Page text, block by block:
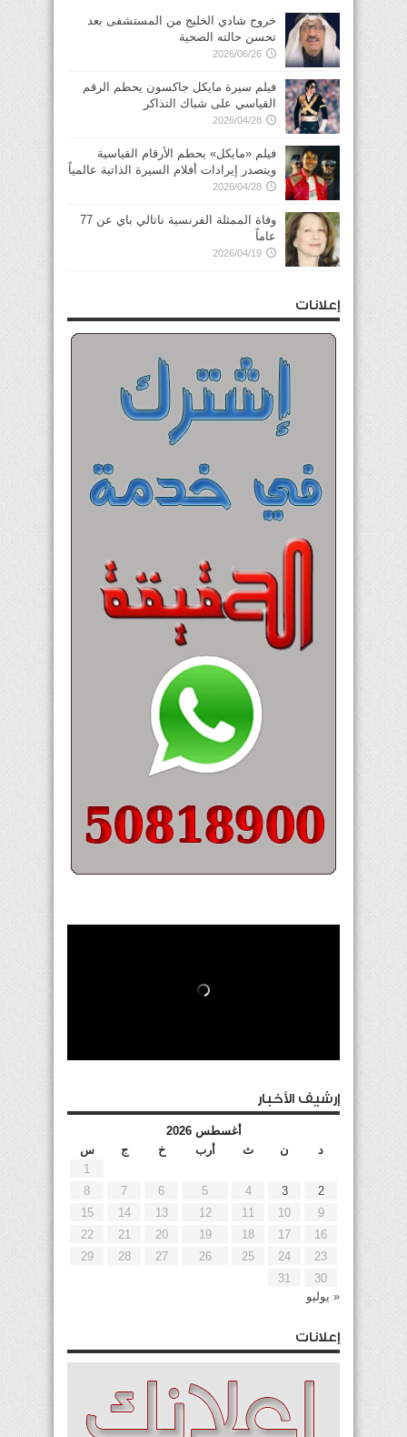
خروج شادي الخليج من المستشفى بعد
تحسن حالته الصحية
2026/06/26
فيلم سيرة مايكل جاكسون يحطم الرقم
القياسي على شباك التذاكر
2026/04/28
فيلم «مايكل» يحطم الأرقام القياسية
ويتصدر إيرادات أفلام السيرة الذاتية عالمياً
2026/04/28
وفاة الممثلة الفرنسية ناتالي باي عن 77
عاماً
2026/04/19
إعلانات
إرشيف الأخبار
أغسطس 2026
د
ن ث أرب خ ج
س
1
2
3
4
5
6
7
8
9
10
11
12
13
14
15
16
17
18
19
20
21
22
23
24
25
26
27
28
29
30
31
« يوليو
إعلانات